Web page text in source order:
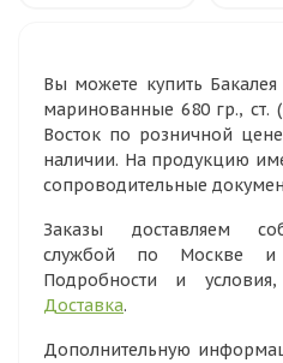
Вы можете купить
маринованные 680 гр., ст.
Восток по розничной
наличии. На продукцию
сопроводительные
Заказы доставляем
службой по Москве и
Подробности и
Доставка.
Дополнительную